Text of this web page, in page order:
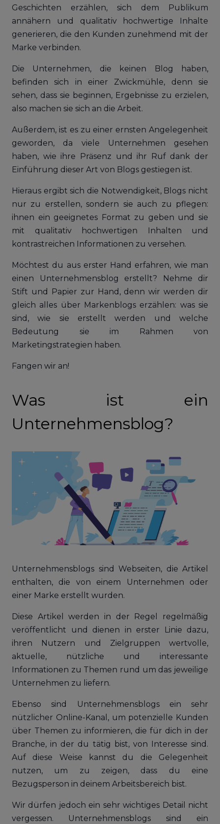
Geschichten erzählen, sich dem Publikum
annähern und qualitativ hochwertige Inhalte
generieren, die den Kunden zunehmend mit der
Marke verbinden.
Die Unternehmen, die keinen Blog haben,
befinden sich in einer Zwickmühle, denn sie
sehen, dass sie beginnen, Ergebnisse zu erzielen,
also machen sie sich an die Arbeit.
Außerdem, ist es zu einer ernsten Angelegenheit
geworden, da viele Unternehmen gesehen
haben, wie ihre Präsenz und ihr Ruf dank der
Einführung dieser Art von Blogs gestiegen ist.
Hieraus ergibt sich die Notwendigkeit, Blogs nicht
nur zu erstellen, sondern sie auch zu pflegen:
ihnen ein geeignetes Format zu geben und sie
mit qualitativ hochwertigen Inhalten und
kontrastreichen Informationen zu versehen.
Möchtest du aus erster Hand erfahren, wie man
einen Unternehmensblog erstellt? Nehme dir
Stift und Papier zur Hand, denn wir werden dir
gleich alles über Markenblogs erzählen: was sie
sind, wie sie erstellt werden und welche
Bedeutung sie im Rahmen von
Marketingstrategien haben.
Fangen wir an!
Was ist ein
Unternehmensblog?
Unternehmensblogs sind Webseiten, die Artikel
enthalten, die von einem Unternehmen oder
einer Marke erstellt wurden.
Diese Artikel werden in der Regel regelmäßig
veröffentlicht und dienen in erster Linie dazu,
ihren Nutzern und Zielgruppen wertvolle,
aktuelle, nützliche und interessante
Informationen zu Themen rund um das jeweilige
Unternehmen zu liefern.
Ebenso sind Unternehmensblogs ein sehr
nützlicher Online-Kanal, um potenzielle Kunden
über Themen zu informieren, die für dich in der
Branche, in der du tätig bist, von Interesse sind.
Auf diese Weise kannst du die Gelegenheit
nutzen, um zu zeigen, dass du eine
Bezugsperson in deinem Arbeitsbereich bist.
Wir dürfen jedoch ein sehr wichtiges Detail nicht
vergessen. Unternehmensblogs sind ein